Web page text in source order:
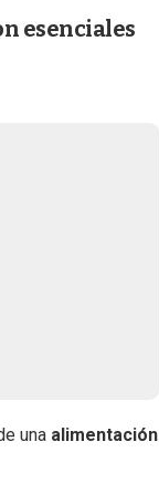
esenciales
una alimentación